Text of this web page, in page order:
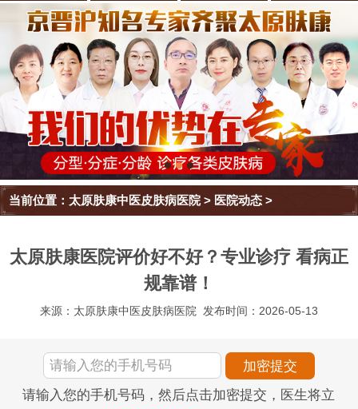
当前位置： 太原肤康中医皮肤病医院> 医院动态 >
太原肤康医院评价好不好？专业诊疗 看病正
规靠谱！
来源：太原肤康中医皮肤病医院 发布时间：2026-05-13
请输入您的手机号码，然后点击加密提交，医生将立